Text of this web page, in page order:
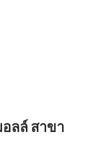
ลล์ สาขา